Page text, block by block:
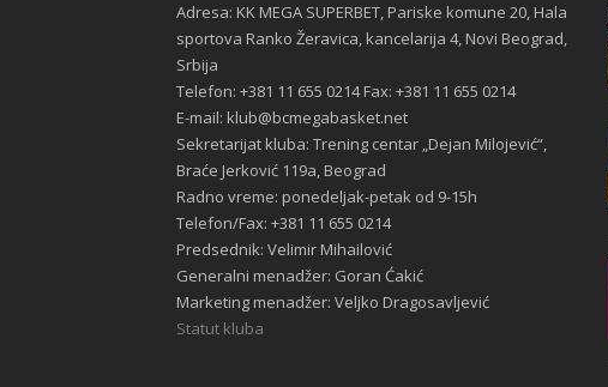
Adresa: KK MEGA SUPERBET, Pariske komune 20, Hala
sportova Ranko Žeravica, kancelarija 4, Novi Beograd,
Srbija
Telefon: +381 11 655 0214 Fax: +381 11 655 0214
E-mail: klub@bcmegabasket.net
Sekretarijat kluba: Trening centar „Dejan Milojević“,
Braće Jerković 119a, Beograd
Radno vreme: ponedeljak-petak od 9-15h
Telefon/Fax: +381 11 655 0214
Predsednik: Velimir Mihailović
Generalni menadžer: Goran Ćakić
Marketing menadžer: Veljko Dragosavljević
Statut kluba